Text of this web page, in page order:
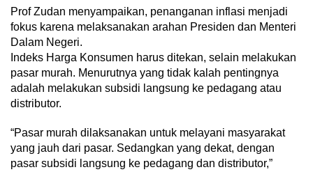
Prof Zudan menyampaikan, penanganan inflasi menjadi
fokus karena melaksanakan arahan Presiden dan Menteri
Dalam Negeri.
Indeks Harga Konsumen harus ditekan, selain melakukan
pasar murah. Menurutnya yang tidak kalah pentingnya
adalah melakukan subsidi langsung ke pedagang atau
distributor.
“Pasar murah dilaksanakan untuk melayani masyarakat
yang jauh dari pasar. Sedangkan yang dekat, dengan
pasar subsidi langsung ke pedagang dan distributor,”